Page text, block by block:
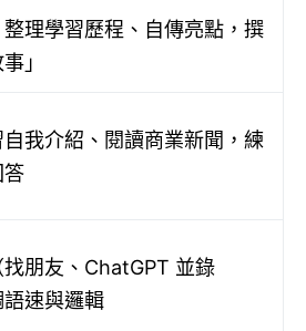
理學習歷程、自傳亮點，撰
」
我介紹、閱讀商業新聞，練
答
朋友、ChatGPT 並錄
速與邏輯